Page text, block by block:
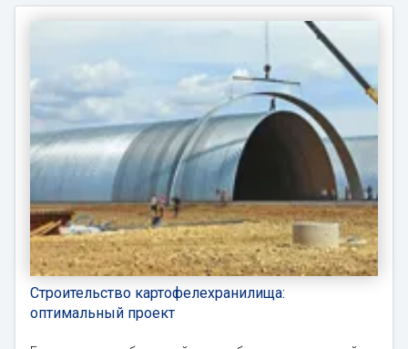
Строительство картофелехранилища:
оптимальный проект